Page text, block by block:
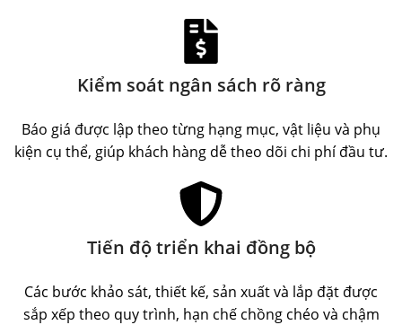
Kiểm soát ngân sách rõ ràng
Báo giá được lập theo từng hạng mục, vật liệu và phụ
kiện cụ thể, giúp khách hàng dễ theo dõi chi phí đầu tư.
Tiến độ triển khai đồng bộ
Các bước khảo sát, thiết kế, sản xuất và lắp đặt được
sắp xếp theo quy trình, hạn chế chồng chéo và chậm